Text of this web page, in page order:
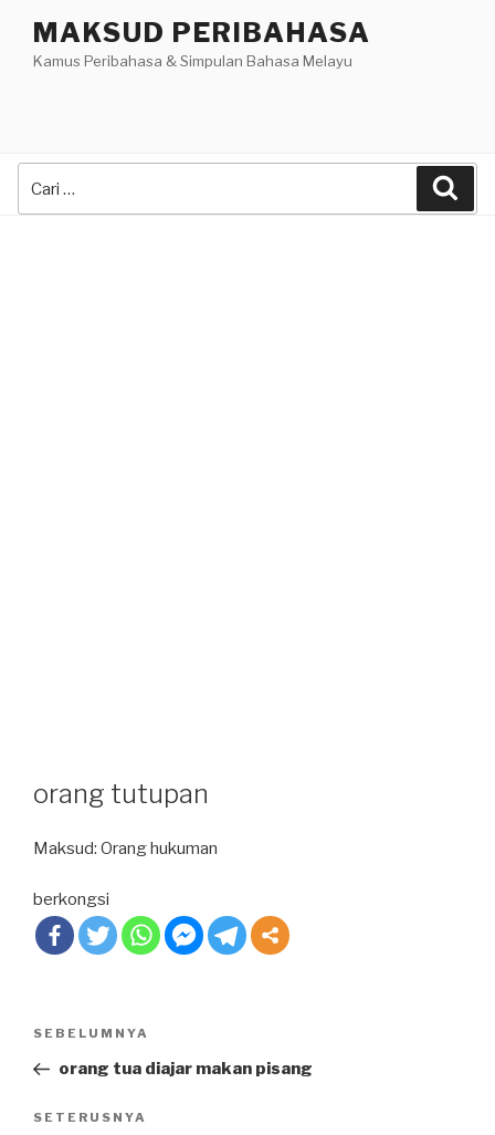
content
MAKSUD PERIBAHASA
Kamus Peribahasa & Simpulan Bahasa Melayu
orang tutupan
Maksud: Orang hukuman
berkongsi
Post
Previous
Post
SEBELUMNYA
orang tua diajar makan pisang
Next
SETERUSNYA